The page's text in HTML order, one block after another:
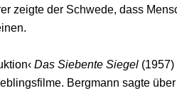
zeigte der Schwede, dass
Das Siebente Siegel
Bergmann sagte